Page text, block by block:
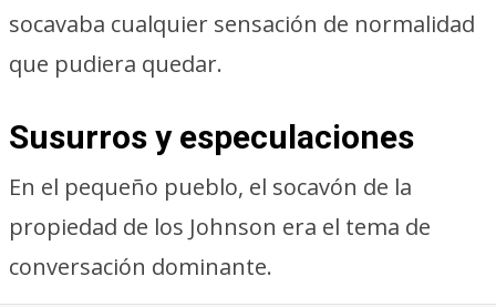
socavaba cualquier sensación de normalidad
que pudiera quedar.
Susurros y especulaciones
En el pequeño pueblo, el socavón de la
propiedad de los Johnson era el tema de
conversación dominante.